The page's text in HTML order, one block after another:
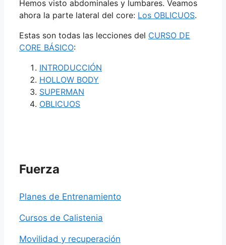
Hemos visto abdominales y lumbares. Veamos
ahora la parte lateral del core: Los OBLICUOS.
Estas son todas las lecciones del CURSO DE
CORE BÁSICO:
INTRODUCCIÓN
HOLLOW BODY
SUPERMAN
OBLICUOS
Fuerza
Planes de Entrenamiento
Cursos de Calistenia
Movilidad y recuperación